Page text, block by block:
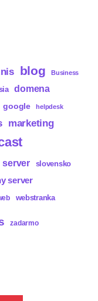
blog Business
domena
google helpdesk
marketing
server slovensko
server
webstranka
zadarmo